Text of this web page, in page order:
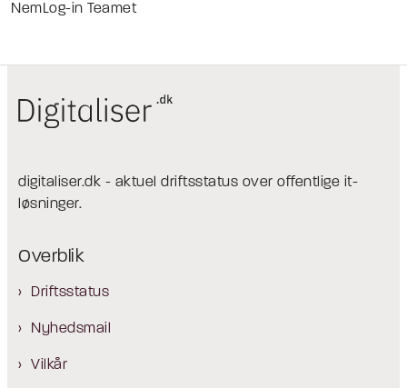
NemLog-in Teamet
digitaliser.dk - aktuel driftsstatus over offentlige it-
løsninger.
Overblik
Driftsstatus
Nyhedsmail
Vilkår